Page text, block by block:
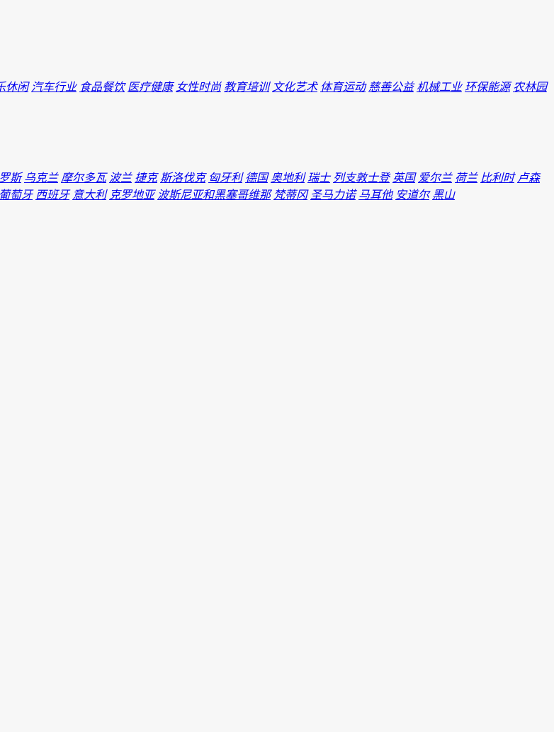
休闲 汽车行业 食品餐饮 医疗健康 女性时尚 教育培训 文化艺术 体育运动 慈善公益 机械工业 环保能源 农林园
斯 乌克兰 摩尔多瓦 波兰 捷克 斯洛伐克 匈牙利 德国 奥地利 瑞士 列支敦士登 英国 爱尔兰 荷兰 比利时 卢森
葡萄牙 西班牙 意大利 克罗地亚 波斯尼亚和黑塞哥维那 梵蒂冈 圣马力诺 马耳他 安道尔 黑山